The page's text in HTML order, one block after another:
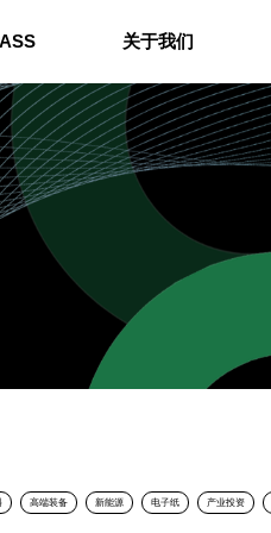
关于我们
高端装备 新能源 电子纸 产业投资